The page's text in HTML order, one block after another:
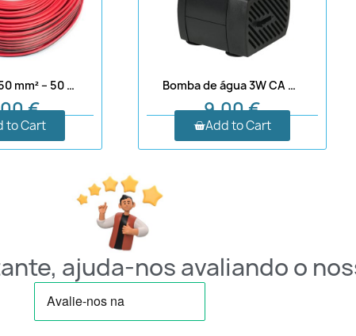
Cabo 2 x 0,50 mm² – 50 m – vermelho e preto
€
to Cart
Bomba de água 3W CA 220V
9,00 €
Add to Cart
ajuda-nos avaliando o